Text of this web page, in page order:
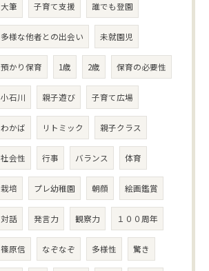
大筆 子育て支援 誰でも登園
多様な他者との出会い 未就園児
預かり保育 1歳 2歳 保育の必要性
小石川 親子遊び 子育て広場
わかば リトミック 親子クラス
社会性 行事 バランス 体育
栽培 プレ幼稚園 朝顔 絵画鑑賞
対話 発言力 観察力 １００周年
篠原信 なぞなぞ 多様性 驚き